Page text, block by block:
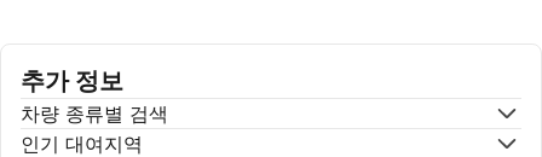
추가 정보
차량 종류별 검색
인기 대여지역